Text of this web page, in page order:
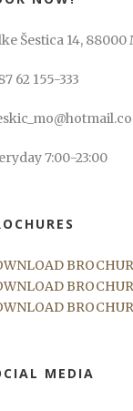
Šestica 14, 88000
62 155-333
7:00-23:00
MEDIA